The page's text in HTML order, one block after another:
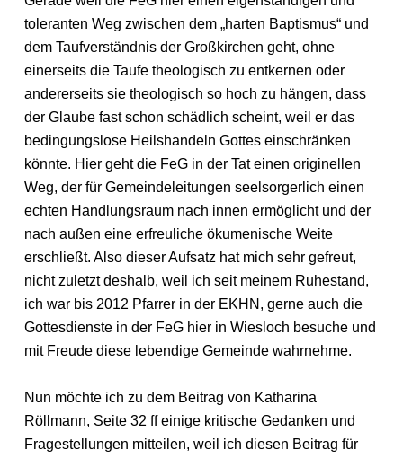
toleranten Weg zwischen dem „harten Baptismus“ und
dem Taufverständnis der Großkirchen geht, ohne
einerseits die Taufe theologisch zu entkernen oder
andererseits sie theologisch so hoch zu hängen, dass
der Glaube fast schon schädlich scheint, weil er das
bedingungslose Heilshandeln Gottes einschränken
könnte. Hier geht die FeG in der Tat einen originellen
Weg, der für Gemeindeleitungen seelsorgerlich einen
echten Handlungsraum nach innen ermöglicht und der
nach außen eine erfreuliche ökumenische Weite
erschließt. Also dieser Aufsatz hat mich sehr gefreut,
nicht zuletzt deshalb, weil ich seit meinem Ruhestand,
ich war bis 2012 Pfarrer in der EKHN, gerne auch die
Gottesdienste in der FeG hier in Wiesloch besuche und
mit Freude diese lebendige Gemeinde wahrnehme.
Nun möchte ich zu dem Beitrag von Katharina
Röllmann, Seite 32 ff einige kritische Gedanken und
Fragestellungen mitteilen, weil ich diesen Beitrag für